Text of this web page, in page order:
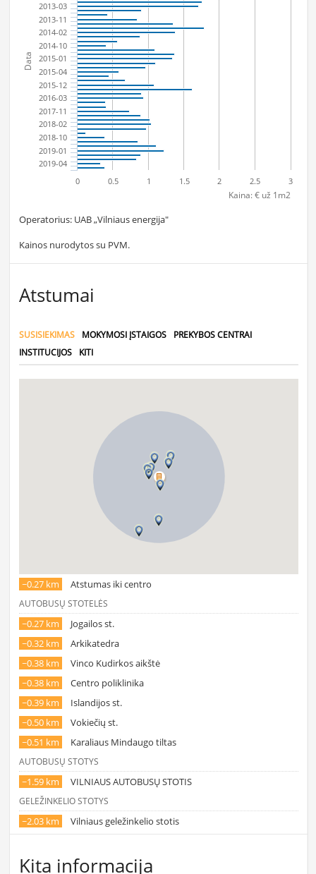
Data
Kaina: € už 1m2
2013-03
2013-11
2014-02
2014-10
2015-01
2015-04
2015-12
2016-03
2017-11
2018-02
2018-10
2019-01
2019-04
0 0.5 1 1.5 2 2.5 3
Operatorius: UAB „Vilniaus energija"
Kainos nurodytos su PVM.
Atstumai
SUSISIEKIMAS MOKYMOSI ĮSTAIGOS
PREKYBOS CENTRAI
INSTITUCIJOS
KITI
~0.27 km Atstumas iki centro
AUTOBUSŲ STOTELĖS
~0.27 km
Jogailos st.
~0.32 km
Arkikatedra
~0.38 km
Vinco Kudirkos aikštė
~0.38 km
Centro poliklinika
~0.39 km
Islandijos st.
~0.50 km
Vokiečių st.
~0.51 km
Karaliaus Mindaugo tiltas
AUTOBUSŲ STOTYS
~1.59 km VILNIAUS AUTOBUSŲ STOTIS
GELEŽINKELIO STOTYS
~2.03 km Vilniaus geležinkelio stotis
Kita informacija